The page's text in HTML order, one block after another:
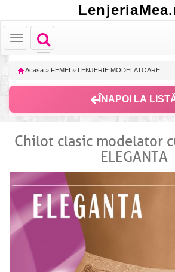
Toggle
navigation
Toggle
navigation
Acasa » FEMEI » LENJERIE MODELATOARE
ÎNAPOI LA
Chilot clasic modelator
ELEGANTA